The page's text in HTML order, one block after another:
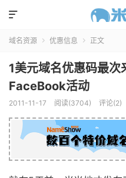

域名资源  优惠信息  正文
1美元域名优惠码最
FaceBook活动
2011-11-17 阅读(3704) 评论(2)